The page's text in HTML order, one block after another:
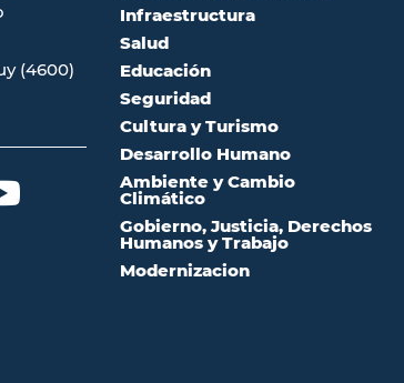
(4600)
Infraestructura
Salud
Educación
Seguridad
Cultura y Turismo
Desarrollo Humano
Ambiente y Cambio
Climático
Gobierno, Justicia, Derechos
Humanos y Trabajo
Modernizacion